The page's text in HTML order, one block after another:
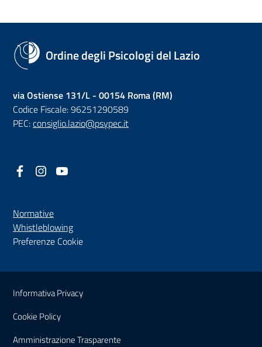
Ordine degli Psicologi del Lazio
via Ostiense 131/L - 00154 Roma (RM)
Codice Fiscale: 96251290589
PEC:consiglio.lazio@psypec.it
Facebook
(nuova scheda - new tab)
Instagram
(nuova scheda - new tab)
Normative
Whistleblowing(nuova scheda - new tab)
Preferenze Cookie
Sezione Link Utili
Informativa Privacy
Cookie Policy
Amministrazione Trasparente